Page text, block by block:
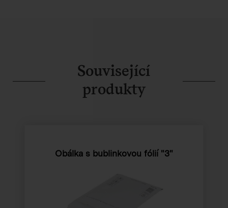
Související
produkty
Obálka s bublinkovou fólií "3"